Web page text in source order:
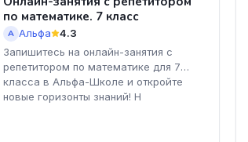
по математике. 7 класс
А Альфа
4.3
Запишитесь на онлайн-занятия с
репетитором по математике для 7
класса в Альфа-Школе и откройте
новые горизонты знаний! Н